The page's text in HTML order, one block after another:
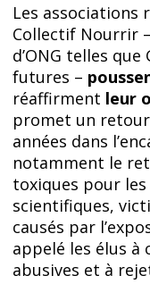
Les associations
Collectif Nourrir
d’ONG telles
futures –
réaffirment leur
promet un
années dans
notamment le
toxiques pour
scientifiques,
causés par
appelé les élus
abusives et à